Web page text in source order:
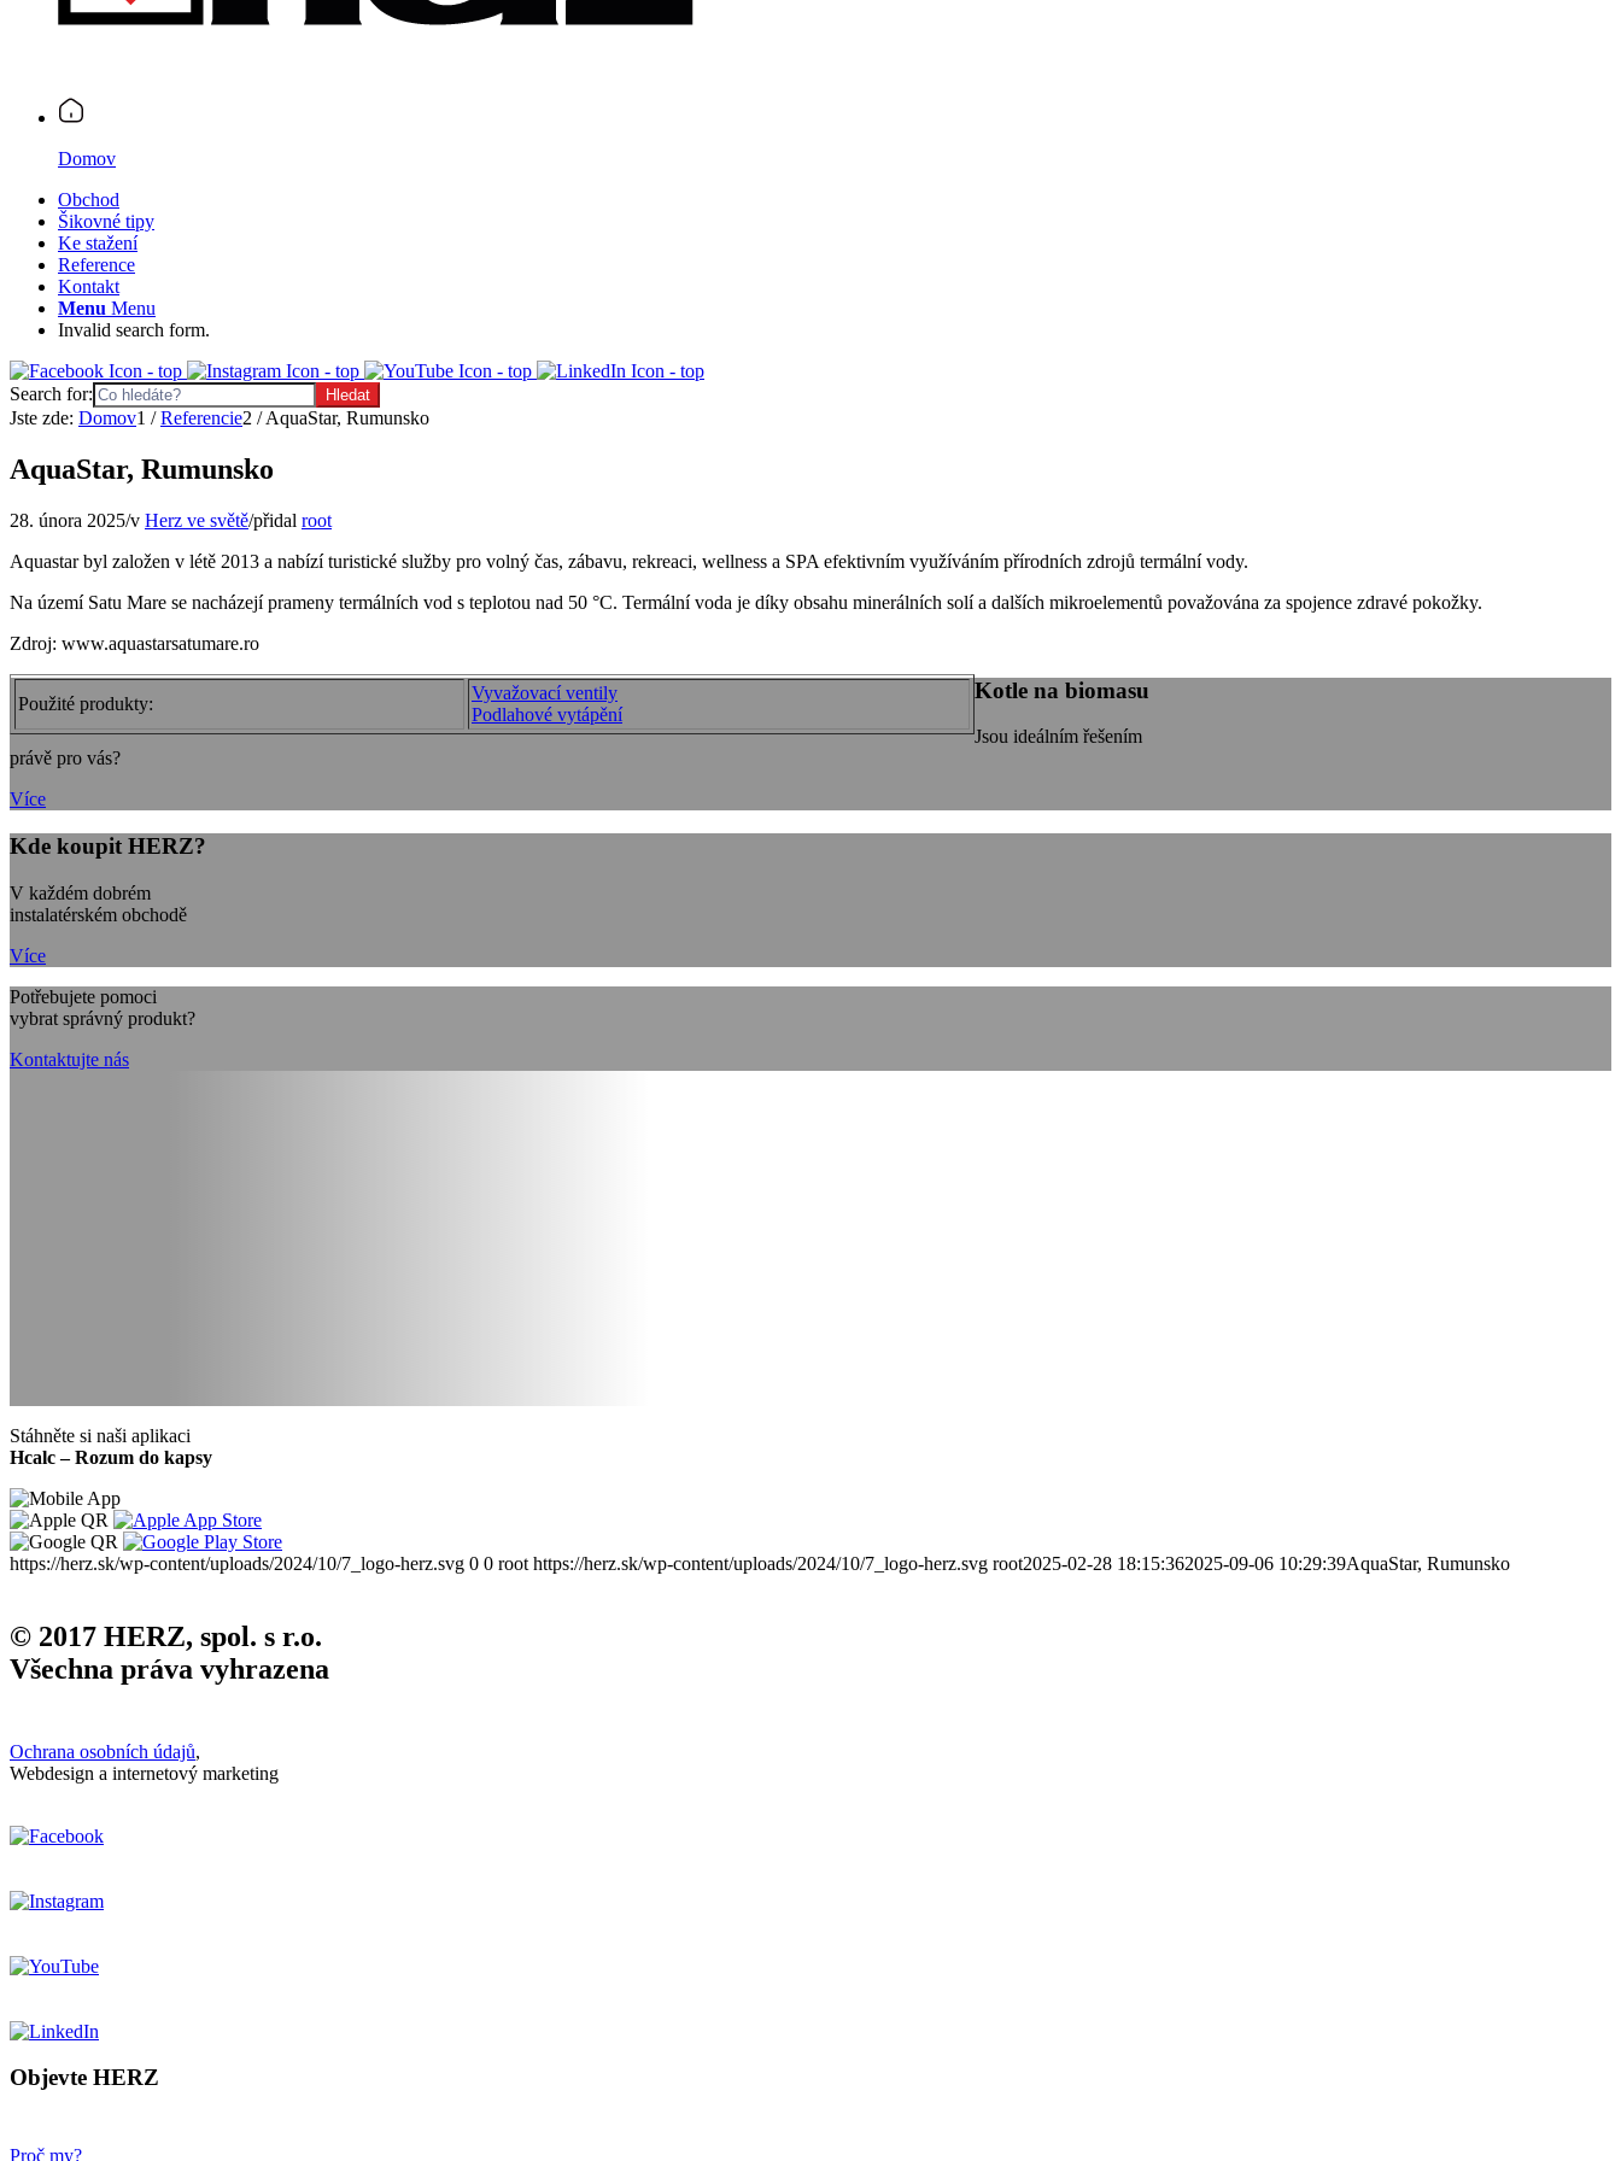
Domov
Obchod
Šikovné tipy
Ke stažení
Reference
Kontakt
Menu Menu
Invalid search form.
Search for:
Jste zde: Domov1 / Referencie2 / AquaStar, Rumunsko
AquaStar, Rumunsko
28. února 2025/v Herz ve světě/přidal root
Aquastar byl založen v létě 2013 a nabízí turistické služby pro volný čas, zábavu, rekreaci, wellness a SPA efektivním využíváním přírodních zdrojů termální vody.
Na území Satu Mare se nacházejí prameny termálních vod s teplotou nad 50 °C. Termální voda je díky obsahu minerálních solí a dalších mikroelementů považována za spojence zdravé pokožky.
Zdroj: www.aquastarsatumare.ro
Použité produkty:
Vyvažovací ventily
Podlahové vytápění
Kotle na biomasu
Jsou ideálním řešením
právě pro vás?
Více
Kde koupit HERZ?
V každém dobrém
instalatérském obchodě
Více
Potřebujete pomoci
vybrat správný produkt?
Kontaktujte nás
Stáhněte si naši aplikaci
Hcalc – Rozum do kapsy
https://herz.sk/wp-content/uploads/2024/10/7_logo-herz.svg 0 0 root https://herz.sk/wp-content/uploads/2024/10/7_logo-herz.svg root2025-02-28 18:15:362025-09-06 10:29:39AquaStar, Rumunsko
© 2017 HERZ, spol. s r.o.
Všechna práva vyhrazena
Ochrana osobních údajů,
Webdesign a internetový marketing
Objevte HERZ
Proč my?